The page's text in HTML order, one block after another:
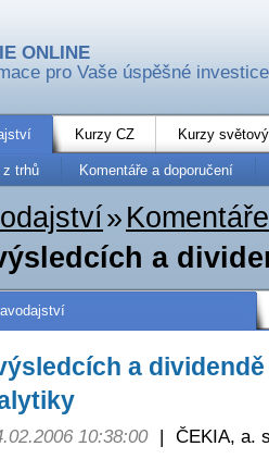
ONLINE
pro Vaše úspěšné investice
Kurzy CZ Kurzy
z trhů Komentáře a doporučení
»
a
a
10:38:00 | ČEKIA, a.